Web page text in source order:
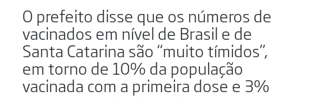
O prefeito disse que os números de
vacinados em nível de Brasil e de
Santa Catarina são “muito tímidos”,
em torno de 10% da população
vacinada com a primeira dose e 3%